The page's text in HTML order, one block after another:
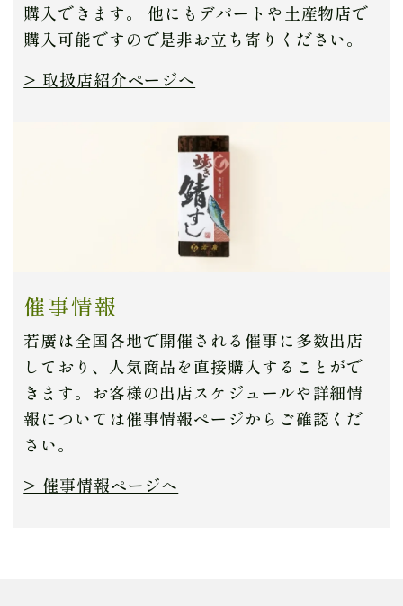
購入できます。
他にもデパートや土産物店で
購入可能ですので是非お立ち寄りください。
> 取扱店紹介ページへ
催事情報
若廣は全国各地で開催される催事に多数出店
しており、人気商品を直接購入することがで
きます。お客様の出店スケジュールや詳細情
報については催事情報ページからご確認くだ
さい。
> 催事情報ページへ